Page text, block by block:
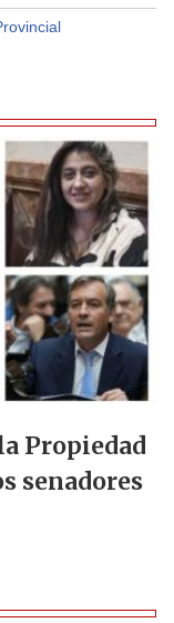
Propiedad
senadores